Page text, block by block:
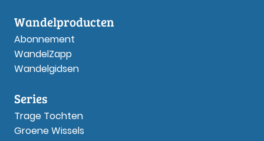
Wandelproducten
Abonnement
WandelZapp
Wandelgidsen
Series
Trage Tochten
Groene Wissels